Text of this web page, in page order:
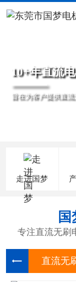
10+年直流
旨在为客户提供直
走进国梦
专注直流无刷
直流无